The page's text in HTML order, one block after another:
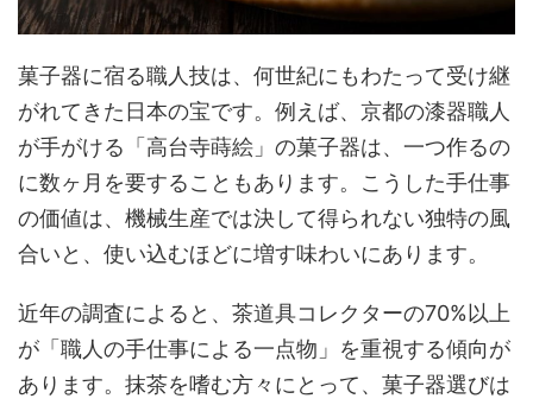
菓子器に宿る職人技は、何世紀にもわたって受け継
がれてきた日本の宝です。例えば、京都の漆器職人
が手がける「高台寺蒔絵」の菓子器は、一つ作るの
に数ヶ月を要することもあります。こうした手仕事
の価値は、機械生産では決して得られない独特の風
合いと、使い込むほどに増す味わいにあります。
近年の調査によると、茶道具コレクターの70%以上
が「職人の手仕事による一点物」を重視する傾向が
あります。抹茶を嗜む方々にとって、菓子器選びは